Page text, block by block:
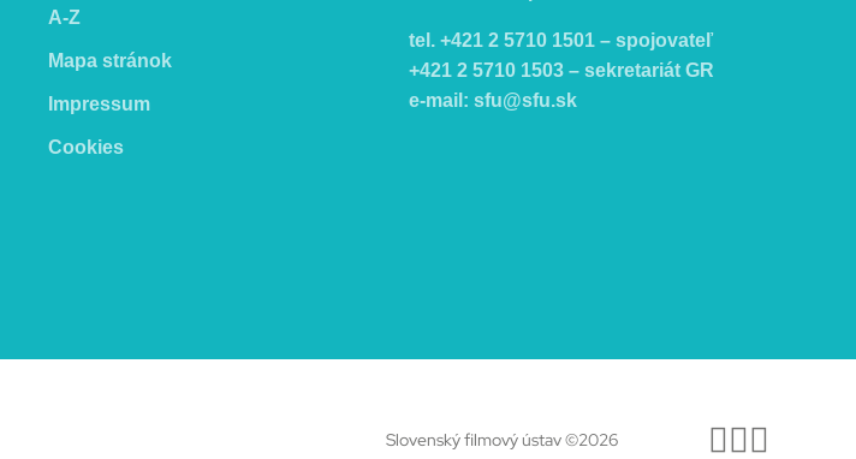
A-Z
Mapa stránok
Impressum
Cookies
tel. +421 2 5710 1501 – spojovateľ
+421 2 5710 1503 – sekretariát GR
e-mail: sfu@sfu.sk
Slovenský filmový ústav ©2026